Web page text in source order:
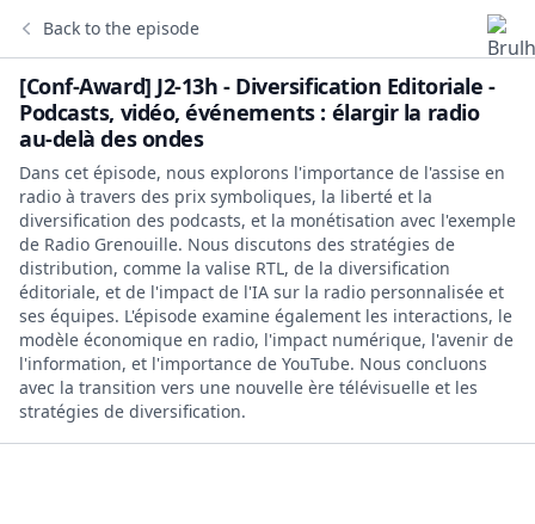
Back to the episode
[Conf-Award] J2-13h - Diversification Editoriale -
Podcasts, vidéo, événements : élargir la radio
au-delà des ondes
Dans cet épisode, nous explorons l'importance de l'assise en
radio à travers des prix symboliques, la liberté et la
diversification des podcasts, et la monétisation avec l'exemple
de Radio Grenouille. Nous discutons des stratégies de
distribution, comme la valise RTL, de la diversification
éditoriale, et de l'impact de l'IA sur la radio personnalisée et
ses équipes. L'épisode examine également les interactions, le
modèle économique en radio, l'impact numérique, l'avenir de
l'information, et l'importance de YouTube. Nous concluons
avec la transition vers une nouvelle ère télévisuelle et les
stratégies de diversification.